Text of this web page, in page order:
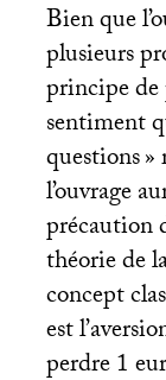
Bien que
plusieurs
principe de
sentiment
questions»
l’ouvrage
précaution
théorie de
concept
est
perdre 1